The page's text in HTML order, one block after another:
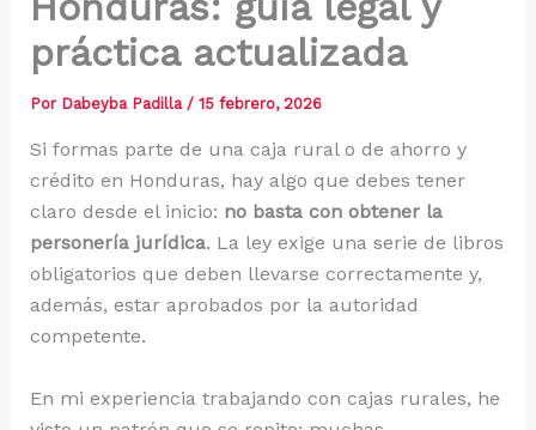
práctica actualizada
Por Dabeyba Padilla / 15 febrero, 2026
Si formas parte de una caja rural o de ahorro y
crédito en Honduras, hay algo que debes tener
claro desde el inicio: no basta con obtener la
personería jurídica. La ley exige una serie de libros
obligatorios que deben llevarse correctamente y,
además, estar aprobados por la autoridad
competente.
En mi experiencia trabajando con cajas rurales, he